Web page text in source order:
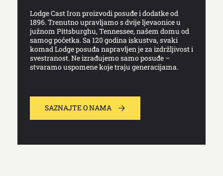
Lodge Cast Iron proizvodi posuđe i dodatke od
1896. Trenutno upravljamo s dvije ljevaonice u
južnom Pittsburghu, Tennessee, našem domu od
samog početka. Sa 120 godina iskustva, svaki
komad Lodge posuđa napravljen je za izdržljivost i
svestranost. Ne izrađujemo samo posuđe –
stvaramo uspomene koje traju generacijama.
SAZNAJTE O NAMA